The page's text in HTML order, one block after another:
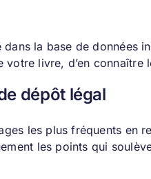
la base de données
livre, d’en connaître
dépôt légal
les plus fréquents en
les points qui